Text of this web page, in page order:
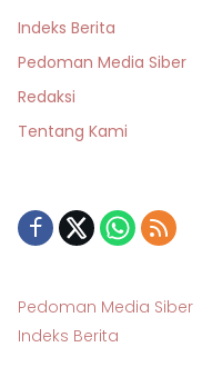
Indeks Berita
Pedoman Media Siber
Redaksi
Tentang Kami
Pedoman Media Siber
Indeks Berita